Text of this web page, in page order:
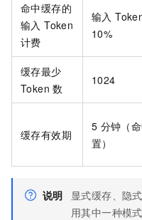
命中缓存的
输入 Token
计费
输入
10%
缓存最少
Token 数
1024
缓存有效期
5 分钟（
置）
说明
显式缓存、隐
用其中一种模式